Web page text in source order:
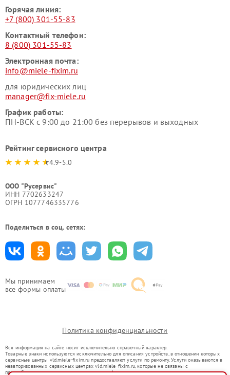
Мы принимаем
все формы оплаты
Горячая линия:
+7 (800) 301-55-83
Контактный телефон:
8 (800) 301-55-83
Электронная почта:
info@miele-fixim.ru
для юридических лиц
manager@fix-miele.ru
График работы:
ПН-ВСК с 9:00 до 21:00 без перерывов и выходных
Рейтинг сервисного центра
4.9-5.0
ООО "Русервис"
ИНН 7702633247
ОГРН 1077746335776
Поделиться в соц. сетях:
Политика конфиденциальности
Вся информация на сайте носит исключительно справочный характер.
Товарные знаки используются исключительно для описания устройств, в отношении которых
сервисные центры vld.miele-fixim.ru предоставляют услуги по ремонту. Услуги оказываются в
неавторизованных сервисных центрах vld.miele-fixim.ru, которые не связаны с
правообладателями товарных знаков или их официальными представителями.